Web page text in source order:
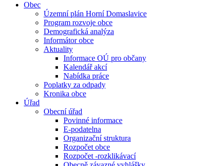
Obec
Územní plán Horní Domaslavice
Program rozvoje obce
Demografická analýza
Informátor obce
Aktuality
Informace OÚ pro občany
Kalendář akcí
Nabídka práce
Poplatky za odpady
Kronika obce
Úřad
Obecní úřad
Povinné informace
E-podatelna
Organizační struktura
Rozpočet obce
Rozpočet -rozklikávací